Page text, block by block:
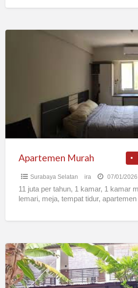
Apartemen Murah
Surabaya Selatan ira 07/01/2026
11 juta per tahun, 1 kamar, 1 kamar
lemari, meja, tempat tidur,
Kos
Surabaya
Selatan